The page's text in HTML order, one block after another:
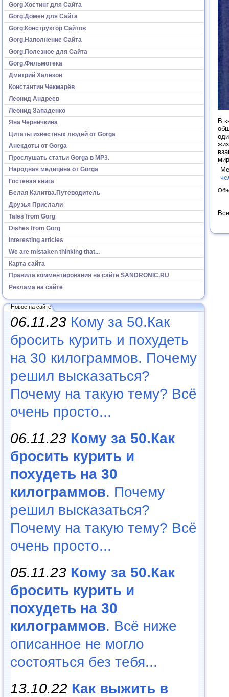
Gorg.Хостинг для Сайта
Gorg.Домен для Сайта
Gorg.Конструктор Сайтов
Gorg.Наполнение Сайта
Gorg.Полезное для Сайта
Gorg.Фильмотека
Дмитрий Халезов
Константин Чекмарёв
Леонид Андреев
Леонид Западенко
Яна Черничкина
Цитаты известных людей от Gorga
Анекдоты от Gorga
Прослушать статьи Gorga в МР3.
Народная медицина от Gorga
Гостевая книга
Белая Калитва.Путеводитель
Друзья Прислали
Tales from Gorg
Dishes from Gorg
Interesting articles
We are mistaken thinking that...
Карта сайта
Правила комментирования на сайте SANDRONIC.RU
Реклама на сайте
Новое на сайте
06.11.23 Кому за 50.Как
бросить курить и похудеть
на 30 килограммов. Почему
решил высказаться?
Почему на такую тему? Всё
очень просто...
06.11.23 Кому за 50.Как
бросить курить и
похудеть на 30
килограммов. Почему
решил высказаться?
Почему на такую тему? Всё
очень просто...
05.11.23 Кому за 50.Как
бросить курить и
похудеть на 30
килограммов. Всё ниже
описанное не могло
состояться без тебя...
13.10.22 Как выжить в
В